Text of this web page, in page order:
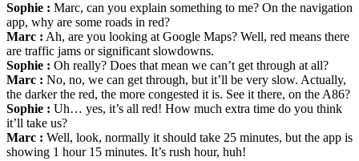
Sophie : Marc, can you explain something to me? On the navigation
app, why are some roads in red?
Marc : Ah, are you looking at Google Maps? Well, red means there
are traffic jams or significant slowdowns.
Sophie : Oh really? Does that mean we can’t get through at all?
Marc : No, no, we can get through, but it’ll be very slow. Actually,
the darker the red, the more congested it is. See it there, on the A86?
Sophie : Uh… yes, it’s all red! How much extra time do you think
it’ll take us?
Marc : Well, look, normally it should take 25 minutes, but the app is
showing 1 hour 15 minutes. It’s rush hour, huh!